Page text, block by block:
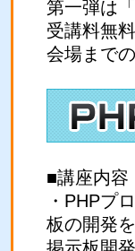
第一弾は
受講料無
会場まで
■講座内容
・PHPプ
板の開発